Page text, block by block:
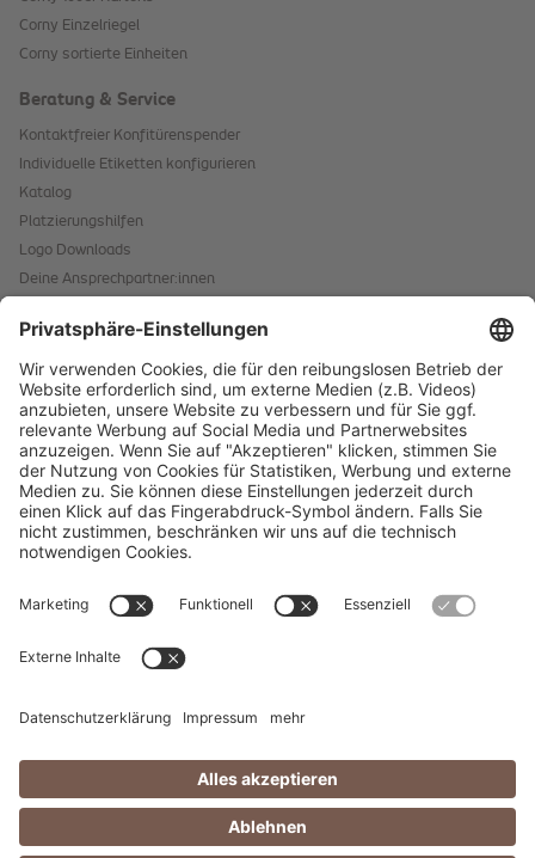
Corny Einzelriegel
Corny sortierte Einheiten
Beratung & Service
Kontaktfreier Konfitürenspender
Individuelle Etiketten konfigurieren
Katalog
Platzierungshilfen
Logo Downloads
Deine Ansprechpartner:innen
Kontaktformular
Starke Marken